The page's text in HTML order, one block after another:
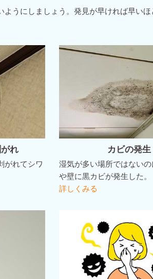
うにしましょう。発見が早ければ早いほ
れ
がれてシワ
カビの発生
湿気が多い場所ではない
や壁に黒カビが発生した。
詳しくみる